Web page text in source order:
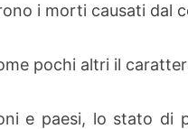
i morti causati dal
pochi altri il
e paesi, lo stato di